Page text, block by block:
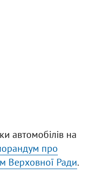
автомобілів на
про
Верховної Ради.